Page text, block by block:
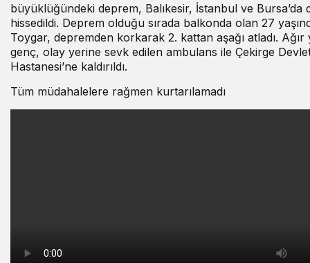
büyüklüğündeki deprem, Balıkesir, İstanbul ve Bursa’da
hissedildi. Deprem olduğu sırada balkonda olan 27
Toygar, depremden korkarak 2. kattan aşağı atladı.
genç, olay yerine sevk edilen ambulans ile Çekirge
Hastanesi’ne kaldırıldı.
Tüm müdahalelere rağmen kurtarılamadı